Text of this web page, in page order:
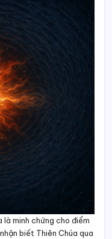
là minh chứng cho điểm
biết Thiên Chúa qua